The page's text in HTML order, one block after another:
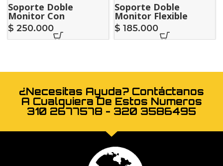
Soporte Doble
Monitor Con
Conexiones
Klipxtreme
$ 250.000
Soporte Doble
Monitor Flexible
Klipxtreme
$ 185.000
¿Necesitas Ayuda? Contáctanos
A Cualquiera De Estos Numeros
310 2677578 - 320 3586495